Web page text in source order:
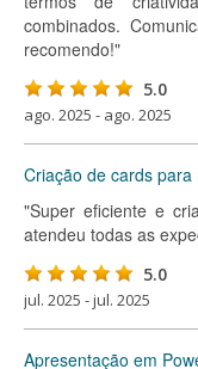
combinados.
recomendo!"
5.0
ago. 2025 - ago. 2025
Criação de cards para
"Super eficiente e
atendeu todas as
5.0
jul. 2025 - jul. 2025
Apresentação em